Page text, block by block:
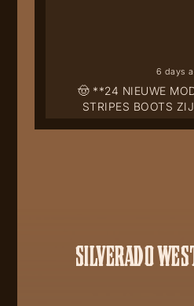
🤠 **24 NIEUWE
STRIPES BOOTS
6 days
SILVERADO